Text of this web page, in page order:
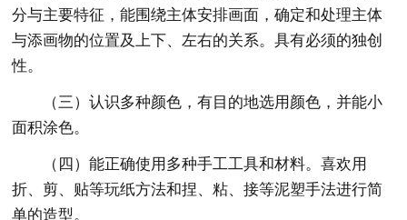
分与主要特征，能围绕主体安排画面，确定和处理主体
与添画物的位置及上下、左右的关系。具有必须的独创
性。
（三）认识多种颜色，有目的地选用颜色，并能小
面积涂色。
（四）能正确使用多种手工工具和材料。喜欢用
折、剪、贴等玩纸方法和捏、粘、接等泥塑手法进行简
单的造型。